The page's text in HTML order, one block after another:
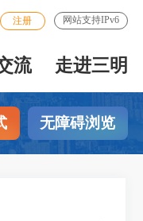
注册 网站支持IPv6
流 走进三明
无障碍浏览